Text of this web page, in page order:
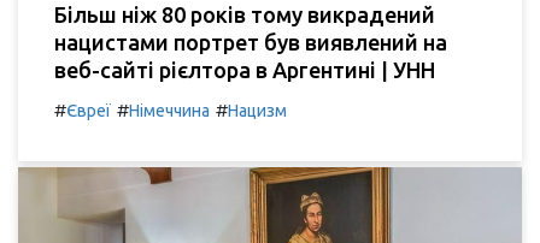
Більш ніж 80 років тому викрадений
нацистами портрет був виявлений на
веб-сайті рієлтора в Аргентині | УНН
#Євреї #Німеччина #Нацизм